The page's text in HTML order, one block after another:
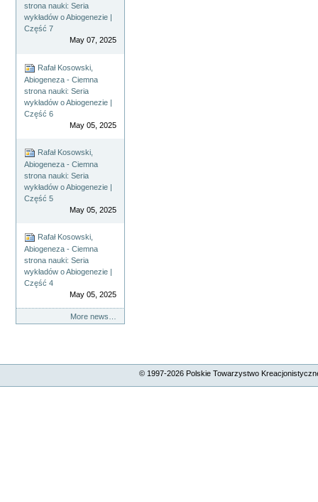
strona nauki: Seria
wykładów o Abiogenezie |
Część 7
May 07, 2025
Rafał Kosowski,
Abiogeneza - Ciemna
strona nauki: Seria
wykładów o Abiogenezie |
Część 6
May 05, 2025
Rafał Kosowski,
Abiogeneza - Ciemna
strona nauki: Seria
wykładów o Abiogenezie |
Część 5
May 05, 2025
Rafał Kosowski,
Abiogeneza - Ciemna
strona nauki: Seria
wykładów o Abiogenezie |
Część 4
May 05, 2025
More news…
© 1997-2026Polskie Towarzystwo